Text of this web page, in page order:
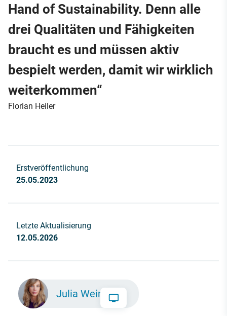
Hand of Sustainability. Denn alle
drei Qualitäten und Fähigkeiten
braucht es und müssen aktiv
bespielt werden, damit wir wirklich
weiterkommen“
Florian Heiler
Erstveröffentlichung
25.05.2023
Letzte Aktualisierung
12.05.2026
Julia Weinzettl